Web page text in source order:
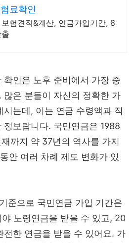
료확인
험견적&계산, 연금가입기간, 8
확인은 노후 준비에서 가장 중
많은 분들이 자신의 정확한 가
시는데, 이는 연금 수령액과 직
정보랍니다. 국민연금은 1988
까지 약 37년의 역사를 가지
안 여러 차례 제도 변화가 있
준으로 국민연금 가입 기간은
노령연금을 받을 수 있고, 20
전한 연금을 받을 수 있어요. 가